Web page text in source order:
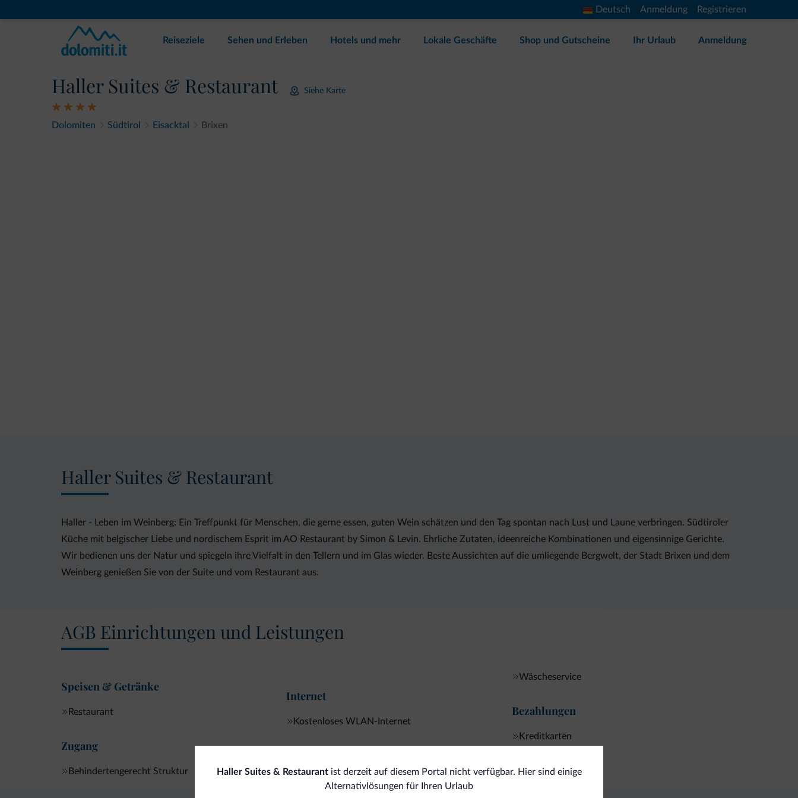
Deutsch Anmeldung Registrieren
Reiseziele Sehen und Erleben Hotels und mehr Lokale Geschäfte Shop und Gutscheine Ihr Urlaub Anmeldung
Haller Suites & Restaurant Siehe Karte
Dolomiten Südtirol Eisacktal Brixen
Haller Suites & Restaurant
Haller - Leben im Weinberg: Ein Treffpunkt für Menschen, die gerne essen, guten Wein schätzen und den Tag spontan nach Lust und Laune verbringen. Südtiroler
Küche mit belgischer Liebe und nordischem Esprit im AO Restaurant by Simon & Levin. Ehrliche Zutaten, ideenreiche Kombinationen und eigensinnige Gerichte.
Wir bedienen uns der Natur und spiegeln ihre Vielfalt in den Tellern und im Glas wieder. Beste Aussichten auf die umliegende Bergwelt, der Stadt Brixen und dem
Weinberg genießen Sie von der Suite und vom Restaurant aus.
AGB Einrichtungen und Leistungen
Speisen & Getränke
Restaurant
Zugang
Behindertengerecht Struktur
Internet
Kostenloses WLAN-Internet
Wäscheservice
Bezahlungen
Kreditkarten
Haller Suites & Restaurantist derzeit auf diesem Portal nicht verfügbar. Hier sind einige
Alternativlösungen für Ihren Urlaub